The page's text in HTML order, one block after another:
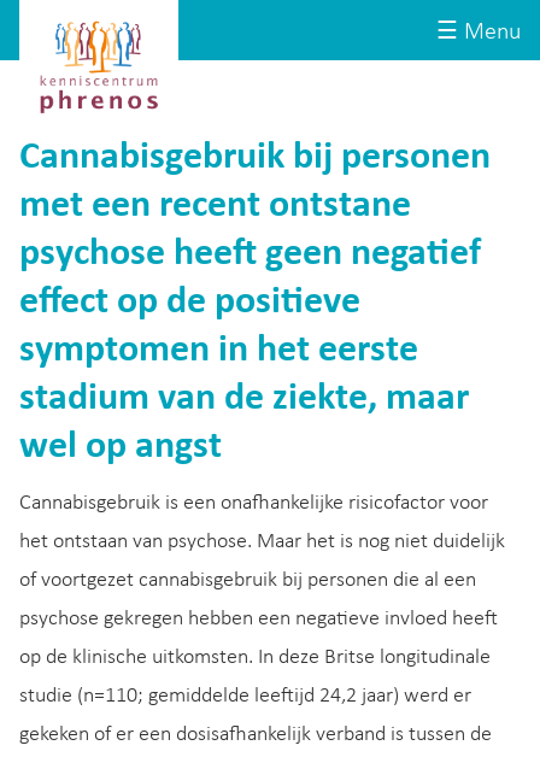
☰ Menu
Kenniscentrum
Phrenos
website
Cannabisgebruik bij personen
met een recent ontstane
psychose heeft geen negatief
effect op de positieve
symptomen in het eerste
stadium van de ziekte, maar
wel op angst
Cannabisgebruik is een onafhankelijke risicofactor voor
het ontstaan van psychose. Maar het is nog niet duidelijk
of voortgezet cannabisgebruik bij personen die al een
psychose gekregen hebben een negatieve invloed heeft
op de klinische uitkomsten. In deze Britse longitudinale
studie (n=110; gemiddelde leeftijd 24,2 jaar) werd er
gekeken of er een dosisafhankelijk verband is tussen de